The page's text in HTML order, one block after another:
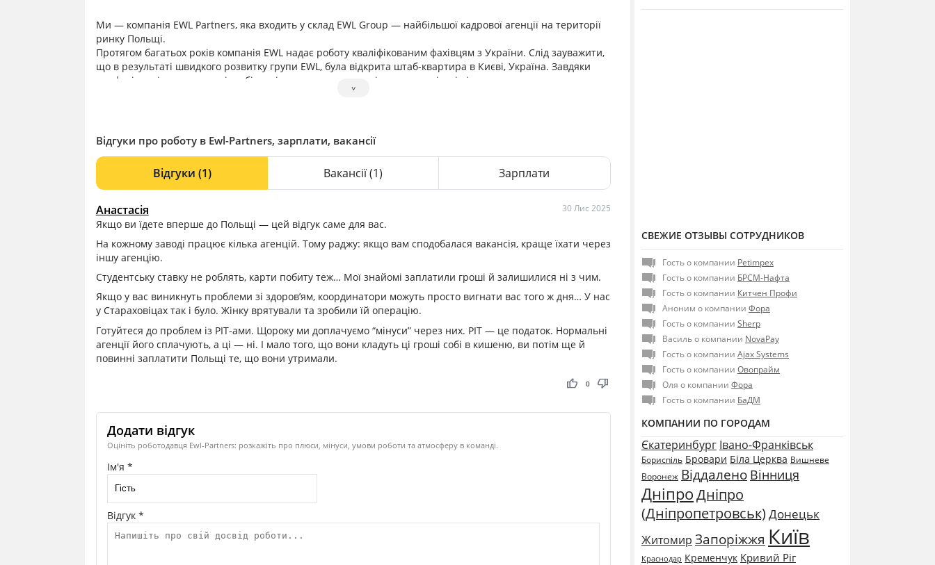
Ми — компанія EWL Partners, яка входить у склад EWL Group — найбільшої кадрової агенції на території
ринку Польщі.
Протягом багатьох років компанія EWL надає роботу кваліфікованим фахівцям з України. Слід зауважити,
що в результаті швидкого розвитку групи EWL, була відкрита штаб-квартира в Києві, Україна. Завдяки
професіоналізму наших співробітників ми завоювали довіру наших клієнтів і стали одним з перших
професійно керованим агентством з працевлаштування іноземців з країн Східної Європи.
˅
Відгуки про роботу в Ewl-Partners, зарплати, вакансії
Відгуки (1) Вакансії(1) Зарплати
Анастасія 30 Лис 2025
Якщо ви їдете вперше до Польщі — цей відгук саме для вас.
На кожному заводі працює кілька агенцій. Тому раджу: якщо вам сподобалася вакансія, краще їхати через
іншу агенцію.
Студентську ставку не роблять, карти побиту теж… Мої знайомі заплатили гроші й залишилися ні з чим.
Якщо у вас виникнуть проблеми зі здоров’ям, координатори можуть просто вигнати вас того ж дня… У нас
у Стараховіцах так і було. Жінку врятували та зробили їй операцію.
Готуйтеся до проблем із PIT-ами. Щороку ми доплачуємо “мінуси” через них. PIT — це податок. Нормальні
агенції його сплачують, а ці — ні. І мало того, що вони кладуть ці гроші собі в кишеню, ви потім ще й
повинні заплатити Польщі те, що вони утримали.
thumb_up thumb_down
0
Додати відгук
Оцініть роботодавця Ewl-Partners: розкажіть про плюси, мінуси, умови роботи та атмосферу в команді.
Ім'я *
Відгук *
СВЕЖИЕ ОТЗЫВЫ СОТРУДНИКОВ
Гость о компании Petimpex
Гость о компании БРСМ-Нафта
Гость о компании Китчен Профи
Аноним о компании Фора
Гость о компании Sherp
Василь о компании NovaPay
Гость о компании Ajax Systems
Гость о компании Овопрайм
Оля о компании Фора
Гость о компании БаДМ
КОМПАНИИ ПО ГОРОДАМ
Єкатеринбург Івано-Франківськ
Бориспіль Бровари Біла Церква Вишневе
Воронеж Віддалено Вінниця
ДніпроДніпро
(Дніпропетровськ) Донецьк
Житомир Запоріжжя Київ
Краснодар Кременчук Кривий Ріг